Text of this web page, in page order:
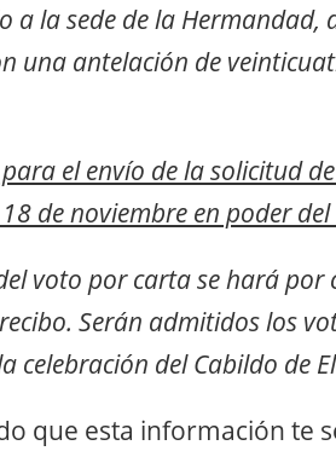
a la sede de la Hermandad,
una antelación de
el envío de la solicitud
de noviembre en poder
voto por carta se hará por
Serán admitidos los
celebración del Cabildo de
que esta información te